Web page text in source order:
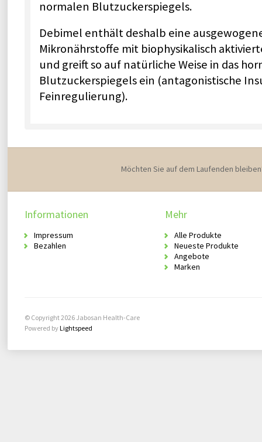
normalen Blutzuckerspiegels.
Debimel enthält deshalb eine
Mikronährstoffe mit biophysikalisch
und greift so auf natürliche Weise in das
Blutzuckerspiegels ein (antagonistische
Feinregulierung).
Möchten Sie auf dem Laufenden
Informationen
Impressum
Bezahlen
Mehr
Alle Produkte
Neueste Produkte
Angebote
Marken
© Copyright 2026 Jabosan Health-Care
Powered byLightspeed